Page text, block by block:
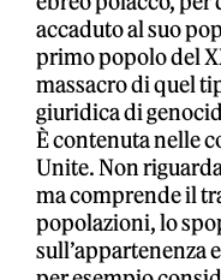
accaduto al suo
primo popolo del
massacro di quel
giuridica di
È contenuta nelle
Unite. Non
ma comprende il
popolazioni, lo
sull’appartenenza